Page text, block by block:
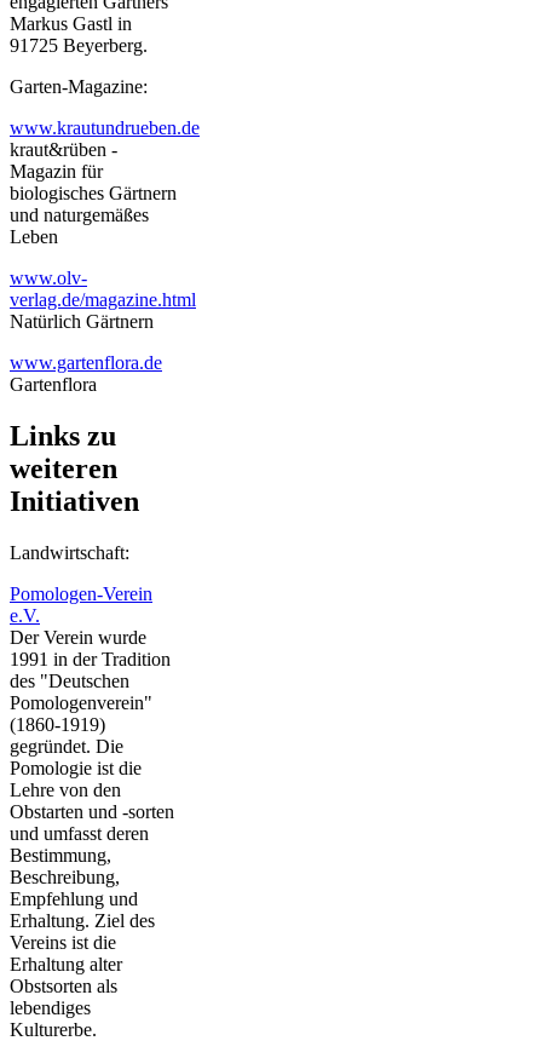
Markus Gastl in
91725 Beyerberg.
Garten-Magazine:
www.krautundrueben.de
kraut&rüben -
Magazin für
biologisches Gärtnern
und naturgemäßes
Leben
www.olv-
verlag.de/magazine.html
Natürlich Gärtnern
www.gartenflora.de
Gartenflora
Links zu
weiteren
Initiativen
Landwirtschaft:
Pomologen-Verein
e.V.
Der Verein wurde
1991 in der Tradition
des "Deutschen
Pomologenverein"
(1860-1919)
gegründet. Die
Pomologie ist die
Lehre von den
Obstarten und -sorten
und umfasst deren
Bestimmung,
Beschreibung,
Empfehlung und
Erhaltung. Ziel des
Vereins ist die
Erhaltung alter
Obstsorten als
lebendiges
Kulturerbe.